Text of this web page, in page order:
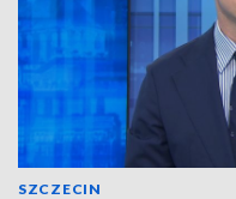
SZCZECIN